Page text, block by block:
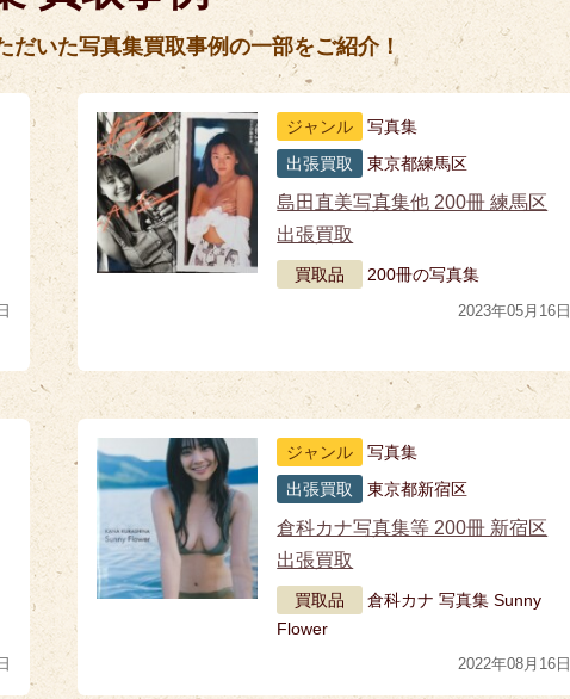
だいた写真集買取事例の一部をご紹介！
ジャンル
写真集
出張買取
東京都練馬区
島田直美写真集他 200冊 練馬区
出張買取
買取品 200冊の写真集
2023年05月16日
ジャンル
写真集
出張買取
東京都新宿区
倉科カナ写真集等 200冊 新宿区
出張買取
買取品
倉科カナ 写真集 Sunny
Flower
2022年08月16日